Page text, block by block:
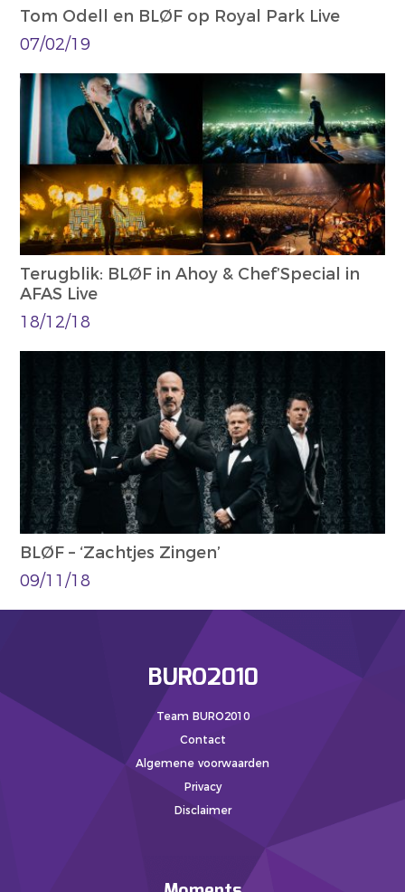
Tom Odell en BLØF op Royal Park Live
07/02/19
Terugblik: BLØF in Ahoy & Chef’Special in
AFAS Live
18/12/18
BLØF – ‘Zachtjes Zingen’
09/11/18
BURO2010
Team BURO2010
Contact
Algemene voorwaarden
Privacy
Disclaimer